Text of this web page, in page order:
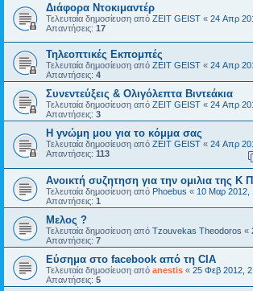
Διάφορα Ντοκιμαντέρ
Τελευταία δημοσίευση από ZEIT GEIST « 24 Απρ
Απαντήσεις: 17
Τηλεοπτικές Εκπομπές
Τελευταία δημοσίευση από ZEIT GEIST « 24 Απρ
Απαντήσεις: 4
Συνεντεύξεις & Ολιγόλεπτα Βιντεάκια
Τελευταία δημοσίευση από ZEIT GEIST « 24 Απρ
Απαντήσεις: 3
Η γνώμη μου για το κόμμα σας
Τελευταία δημοσίευση από ZEIT GEIST « 24 Απρ
Απαντήσεις: 113
Ανοικτή συζητηση για την ομιλια της Κ
Τελευταία δημοσίευση από Phoebus « 10 Μαρ 2012,
Απαντήσεις: 1
Μελος ?
Τελευταία δημοσίευση από Tzouvekas Theodoros «
Απαντήσεις: 7
Εύσημα στο facebook από τη CIA
Τελευταία δημοσίευση από anestis « 25 Φεβ 2012,
Απαντήσεις: 5